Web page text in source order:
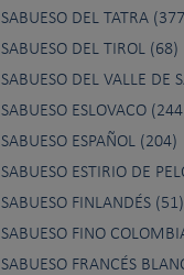
SABUESO DEL TATRA
SABUESO DEL TIROL (68)
SABUESO DEL VALLE DE
SABUESO ESLOVACO
SABUESO ESPAÑOL (204)
SABUESO ESTIRIO DE
SABUESO FINLANDÉS (51)
SABUESO FINO
SABUESO FRANCÉS